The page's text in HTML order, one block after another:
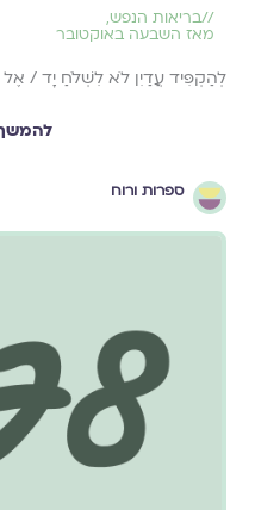
//בריאות הנפש,
מאז השבעה באוקטובר
לְהַקְפִּיד עֲדַיִן לֹא לִשְׁלֹחַ יָד /
להמשך
ספרות ורוח